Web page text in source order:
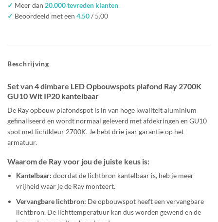
✓ Meer dan 20.000 tevreden klanten
✓ Beoordeeld met een 4.50/ 5.00
Beschrijving
Set van 4 dimbare LED Opbouwspots plafond Ray 2700K
GU10 Wit IP20 kantelbaar
De Ray opbouw plafondspot is in van hoge kwaliteit aluminium
gefinaliseerd en wordt normaal geleverd met afdekringen en GU10
spot met lichtkleur 2700K. Je hebt drie jaar garantie op het
armatuur.
Waarom de Ray voor jou de juiste keus is:
Kantelbaar:doordat de lichtbron kantelbaar is, heb je meer
vrijheid waar je de Ray monteert.
Vervangbare lichtbron: De opbouwspot heeft een vervangbare
lichtbron. De lichttemperatuur kan dus worden gewend en de